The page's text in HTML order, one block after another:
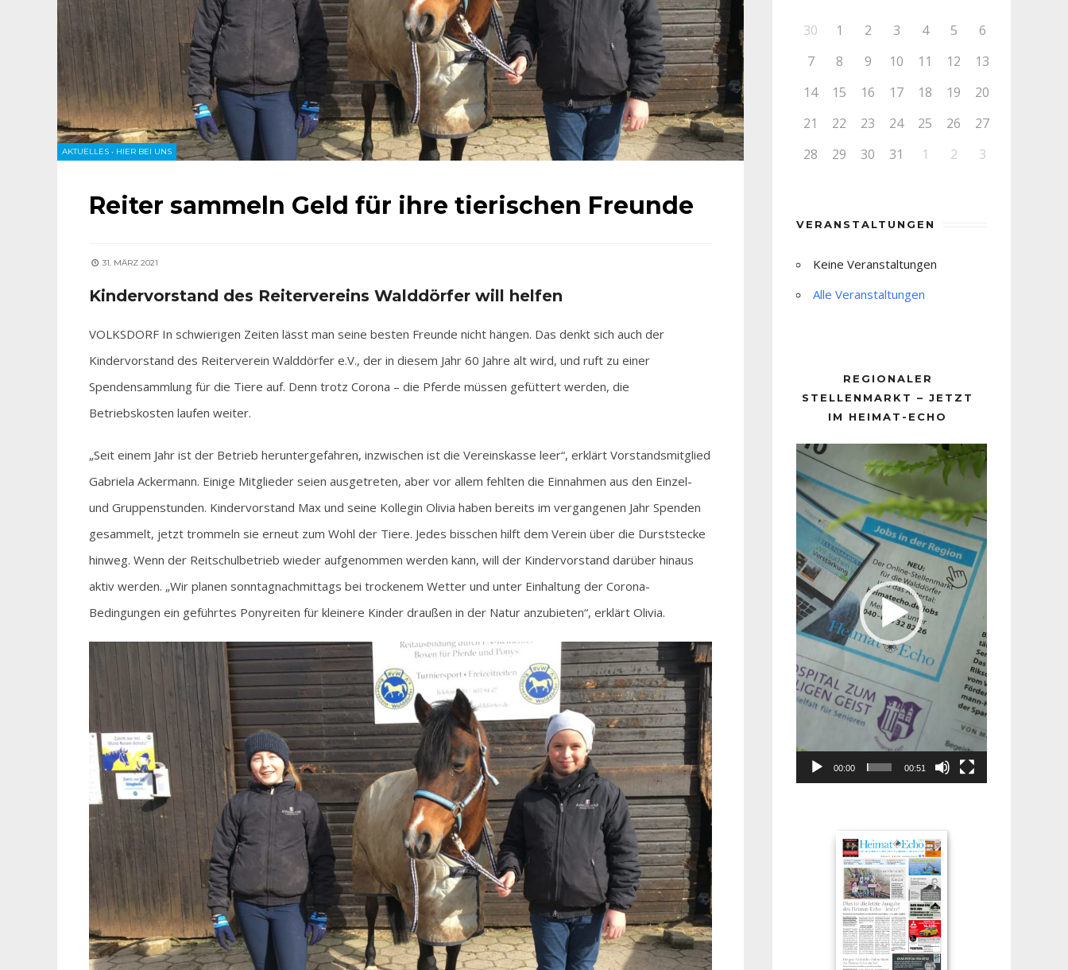
AKTUELLES • HIER BEI UNS
Reiter sammeln Geld für ihre tierischen Freunde
31. MÄRZ 2021
Kindervorstand des Reitervereins Walddörfer will helfen
VOLKSDORF In schwierigen Zeiten lässt man seine besten Freunde nicht hängen. Das denkt sich auch der
Kindervorstand des Reiterverein Walddörfer e.V., der in diesem Jahr 60 Jahre alt wird, und ruft zu einer
Spendensammlung für die Tiere auf. Denn trotz Corona – die Pferde müssen gefüttert werden, die
Betriebskosten laufen weiter.
„Seit einem Jahr ist der Betrieb heruntergefahren, inzwischen ist die Vereinskasse leer“, erklärt Vorstandsmitglied
Gabriela Ackermann. Einige Mitglieder seien ausgetreten, aber vor allem fehlten die Einnahmen aus den Einzel-
und Gruppenstunden. Kindervorstand Max und seine Kollegin Olivia haben bereits im vergangenen Jahr Spenden
gesammelt, jetzt trommeln sie erneut zum Wohl der Tiere. Jedes bisschen hilft dem Verein über die Durststecke
hinweg. Wenn der Reitschulbetrieb wieder aufgenommen werden kann, will der Kindervorstand darüber hinaus
aktiv werden. „Wir planen sonntagnachmittags bei trockenem Wetter und unter Einhaltung der Corona-
Bedingungen ein geführtes Ponyreiten für kleinere Kinder draußen in der Natur anzubieten“, erklärt Olivia.
30 1 2 3 4 5
6
7
8 9 10 11 12
13
14
15 16 17 18 19
20
21
22 23 24 25 26
27
28
29 30 31 1 2 3
VERANSTALTUNGEN
Keine Veranstaltungen
Alle Veranstaltungen
REGIONALER
STELLENMARKT – JETZT
IM HEIMAT-ECHO
Player
00:00 00:51